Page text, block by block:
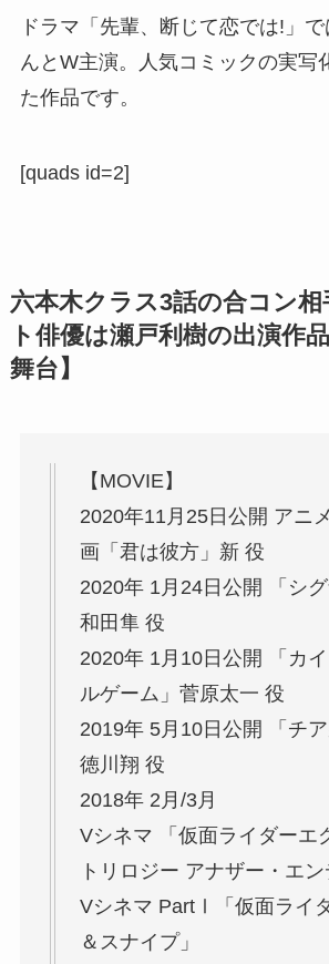
ドラマ「先輩、断じて恋では!」
んとW主演。人気コミックの実写
た作品です。
[quads id=2]
六本木クラス3話の合コン
ト俳優は瀬戸利樹の出演作
舞台】
【MOVIE】
2020年11月25日公開 アニ
画「君は彼方」新 役
2020年 1月24日公開 「シグ
和田隼 役
2020年 1月10日公開 「カ
ルゲーム」菅原太一 役
2019年 5月10日公開 「チア
徳川翔 役
2018年 2月/3月
Vシネマ 「仮面ライダー
トリロジー アナザー・エン
Vシネマ PartⅠ「仮面ライ
＆スナイプ」